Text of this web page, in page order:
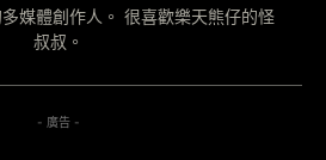
媒體創作人。 很喜歡樂天熊仔的怪
叔叔。
- 廣告 -